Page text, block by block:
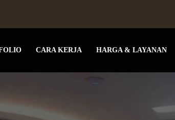
CARA KERJA HARGA & LAYANAN